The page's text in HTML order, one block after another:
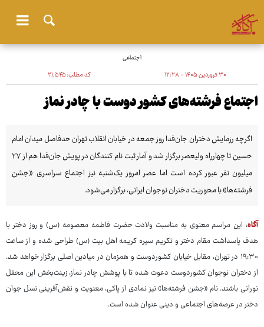
اجتماعی
۳۰ فروردین ۱۴۰۵ - ۱۲:۲۸ کد مطلب:۲۱٬۵۴۵
اجتماع فرشته‌های کشور دوست با چادر نماز
اگرچه رزمایش دختران جان‌فدا روز جمعه در خیابان انقلاب تهران حدفاصل میدان امام
حسین تا چهارراه ولیعصر برگزار شد و آمار ثبت نام کنندگان در پویش جان‌فدا هم از ۲۷
میلیون نفر عبور کرده است اما عصر امروز یک‌شنبه نیز اجتماع سراسری «جشن
فرشته‌ها» با محوریت دختران نوجوان ایرانی، برگزار می‌شود.
آگاه: این مراسم معنوی به مناسبت ولادت حضرت فاطمه معصومه (س) و روز دختر با
هدف پاسداشت مقام دختر و تکریم سیره کریمه اهل بیت (س) طراحی شده و از ساعت
۱۹:۳۰ در تهران، مقابل خیابان کشوردوست و همزمان در میادین اصلی برگزار خواهد شد.
از دختران نوجوان کشوردوست دعوت شده تا با پوشش چادر نماز، زینت‌بخش این محفل
نورانی باشند. نام «جشن فرشته‌ها» نیز نمادی از پاکی، معنویت و نقش‌آفرینی نسل جوان
دختر در عرصه‌های اجتماعی و دینی عنوان شده است.